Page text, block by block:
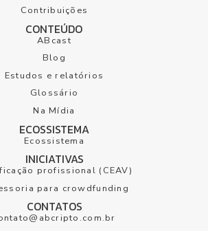
Contribuições
CONTEÚDO
ABcast
Blog
Estudos e relatórios
Glossário
Na Mídia
ECOSSISTEMA
Ecossistema
INICIATIVAS
profissional (CEAV)
para crowdfunding
CONTATOS